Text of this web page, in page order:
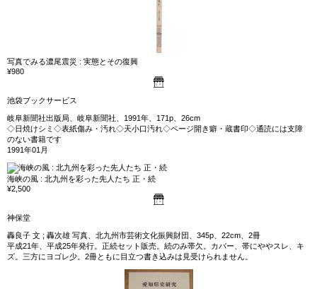
写真でみる濃尾震災 : 実態とその復興
¥980
池袋ブックサービス
岐阜新聞社出版局、岐阜新聞社、1991年、171p、26cm
◇日焼けシミ◇表紙傷み・汚れ◇天小口汚れ◇ページ開き癖・蔵書印◇通読には支障
のない書籍です
1991年01月
海峡の風 : 北九州を彩った先人たち 正・続
¥2,500
神保堂
轟良子 文 ; 轟次雄 写真、北九州市芸術文化振興財団、345p、22cm、2冊
平成21年、平成25年発行。正続セット販売。続のみ帯欠。カバー、帯にややスレ、キ
ズ。三方にヨゴレ少。2冊ともに目立つ書き込みは見受けられません。